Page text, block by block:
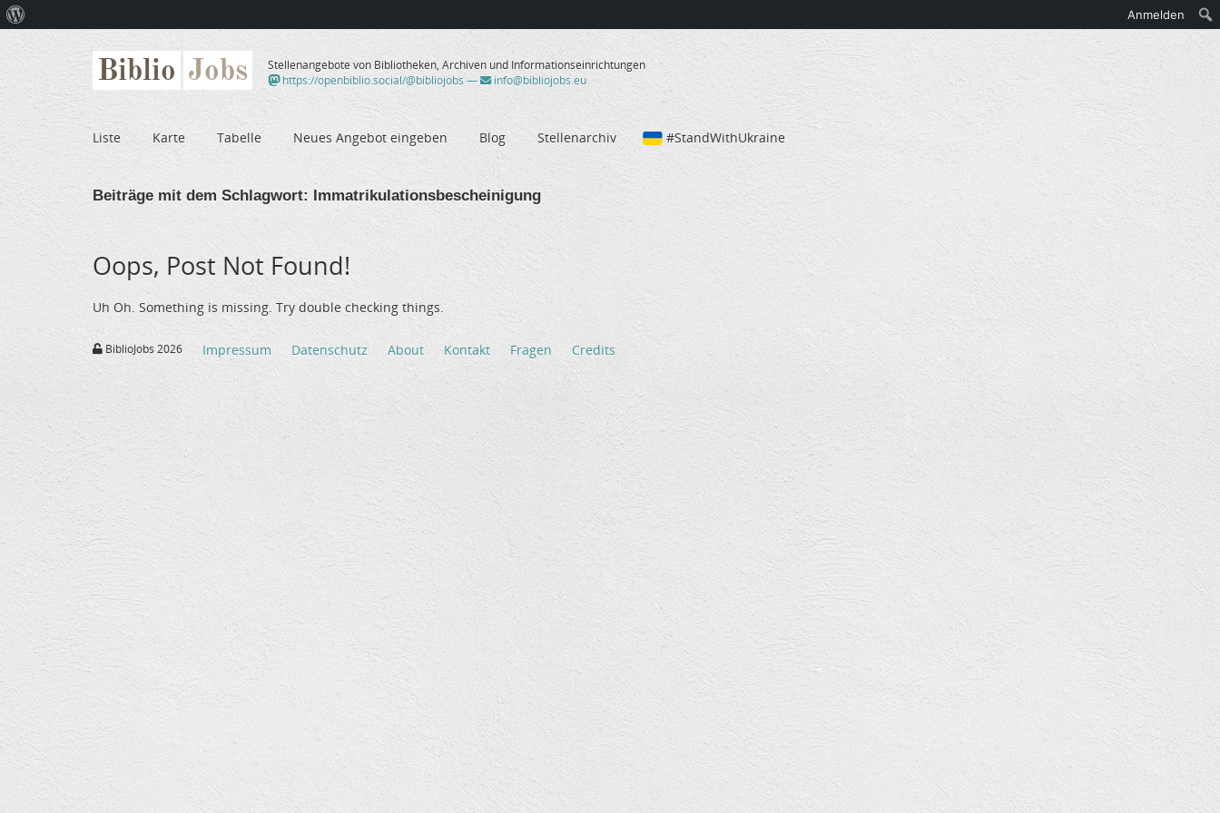
Biblio Jobs
Stellenangebote von Bibliotheken, Archiven und Informationseinrichtungen
https://openbiblio.social/@bibliojobs — info@bibliojobs.eu
Liste Karte Tabelle Neues Angebot eingeben Blog Stellenarchiv #StandWithUkraine
Beiträge mit dem Schlagwort: Immatrikulationsbescheinigung
Oops, Post Not Found!
Uh Oh. Something is missing. Try double checking things.
BiblioJobs 2026 Impressum Datenschutz About Kontakt Fragen Credits
WordPress
Anmelden